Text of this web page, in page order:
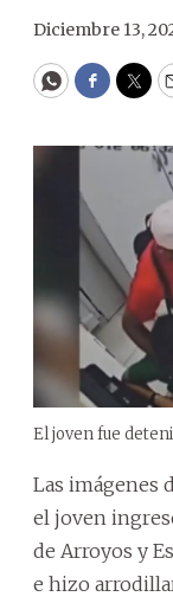
Diciembre 13,
WhatsApp
El joven fue
Las imágenes
el joven
de Arroyos y
e hizo